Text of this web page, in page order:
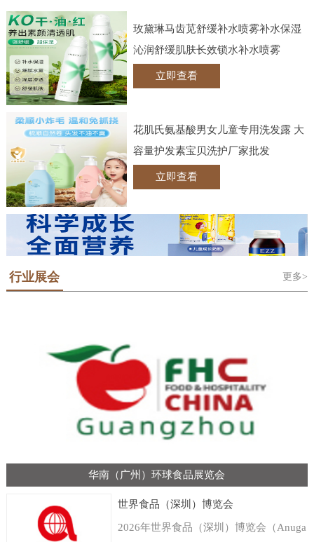
肽钙铁锌调制乳粉高钙牛奶粉
发
玫黛琳马齿苋舒缓补水喷雾补水保湿
沁润舒缓肌肤长效锁水补水喷雾
立即查看
花肌氏氨基酸男女儿童专用洗发露 大
容量护发素宝贝洗护厂家批发
立即查看
行业展会 更多>
华南（广州）环球食品展览会
世界食品（深圳）博览会
2026年世界食品（深圳）博览会（Anuga